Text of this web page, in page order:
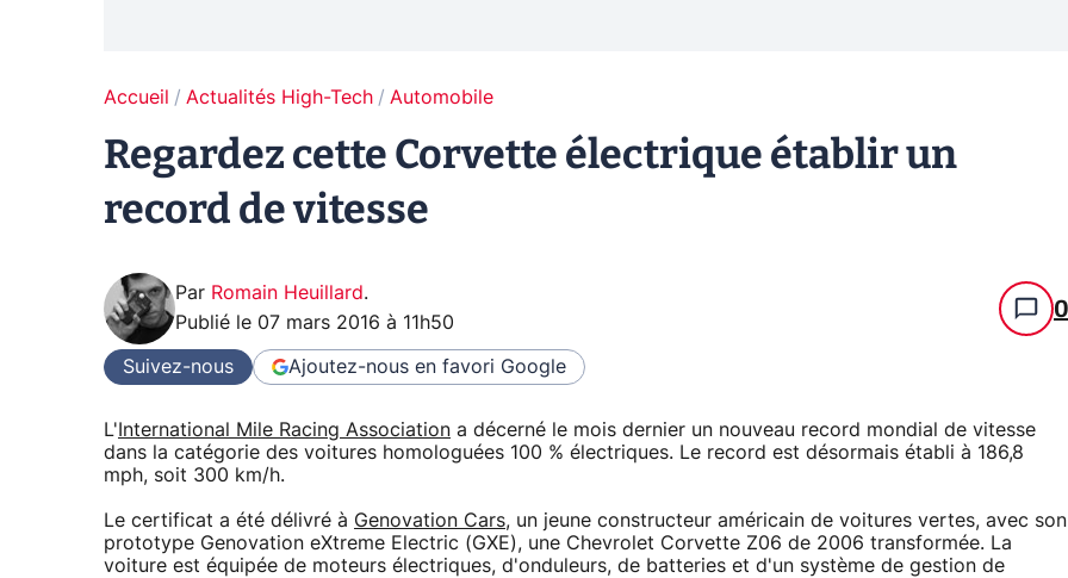
Accueil Actualités High-Tech Automobile
Regardez cette Corvette électrique établir un
record de vitesse
Par Romain Heuillard.
Publié le 07 mars 2016 à 11h50 0
Suivez-nous Ajoutez-nous en favori Google
L' International Mile Racing Association a décerné le mois dernier un nouveau record mondial de vitesse
dans la catégorie des voitures homologuées 100 % électriques. Le record est désormais établi à 186,8
mph, soit 300 km/h.
Le certificat a été délivré à Genovation Cars, un jeune constructeur américain de voitures vertes, avec son
prototype Genovation eXtreme Electric (GXE), une Chevrolet Corvette Z06 de 2006 transformée. La
voiture est équipée de moteurs électriques, d'onduleurs, de batteries et d'un système de gestion de